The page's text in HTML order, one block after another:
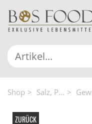
Shop Salz, P...
ZURÜCK